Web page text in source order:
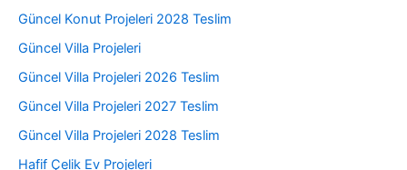
Güncel Konut Projeleri 2028 Teslim
Güncel Villa Projeleri
Güncel Villa Projeleri 2026 Teslim
Güncel Villa Projeleri 2027 Teslim
Güncel Villa Projeleri 2028 Teslim
Hafif Çelik Ev Projeleri